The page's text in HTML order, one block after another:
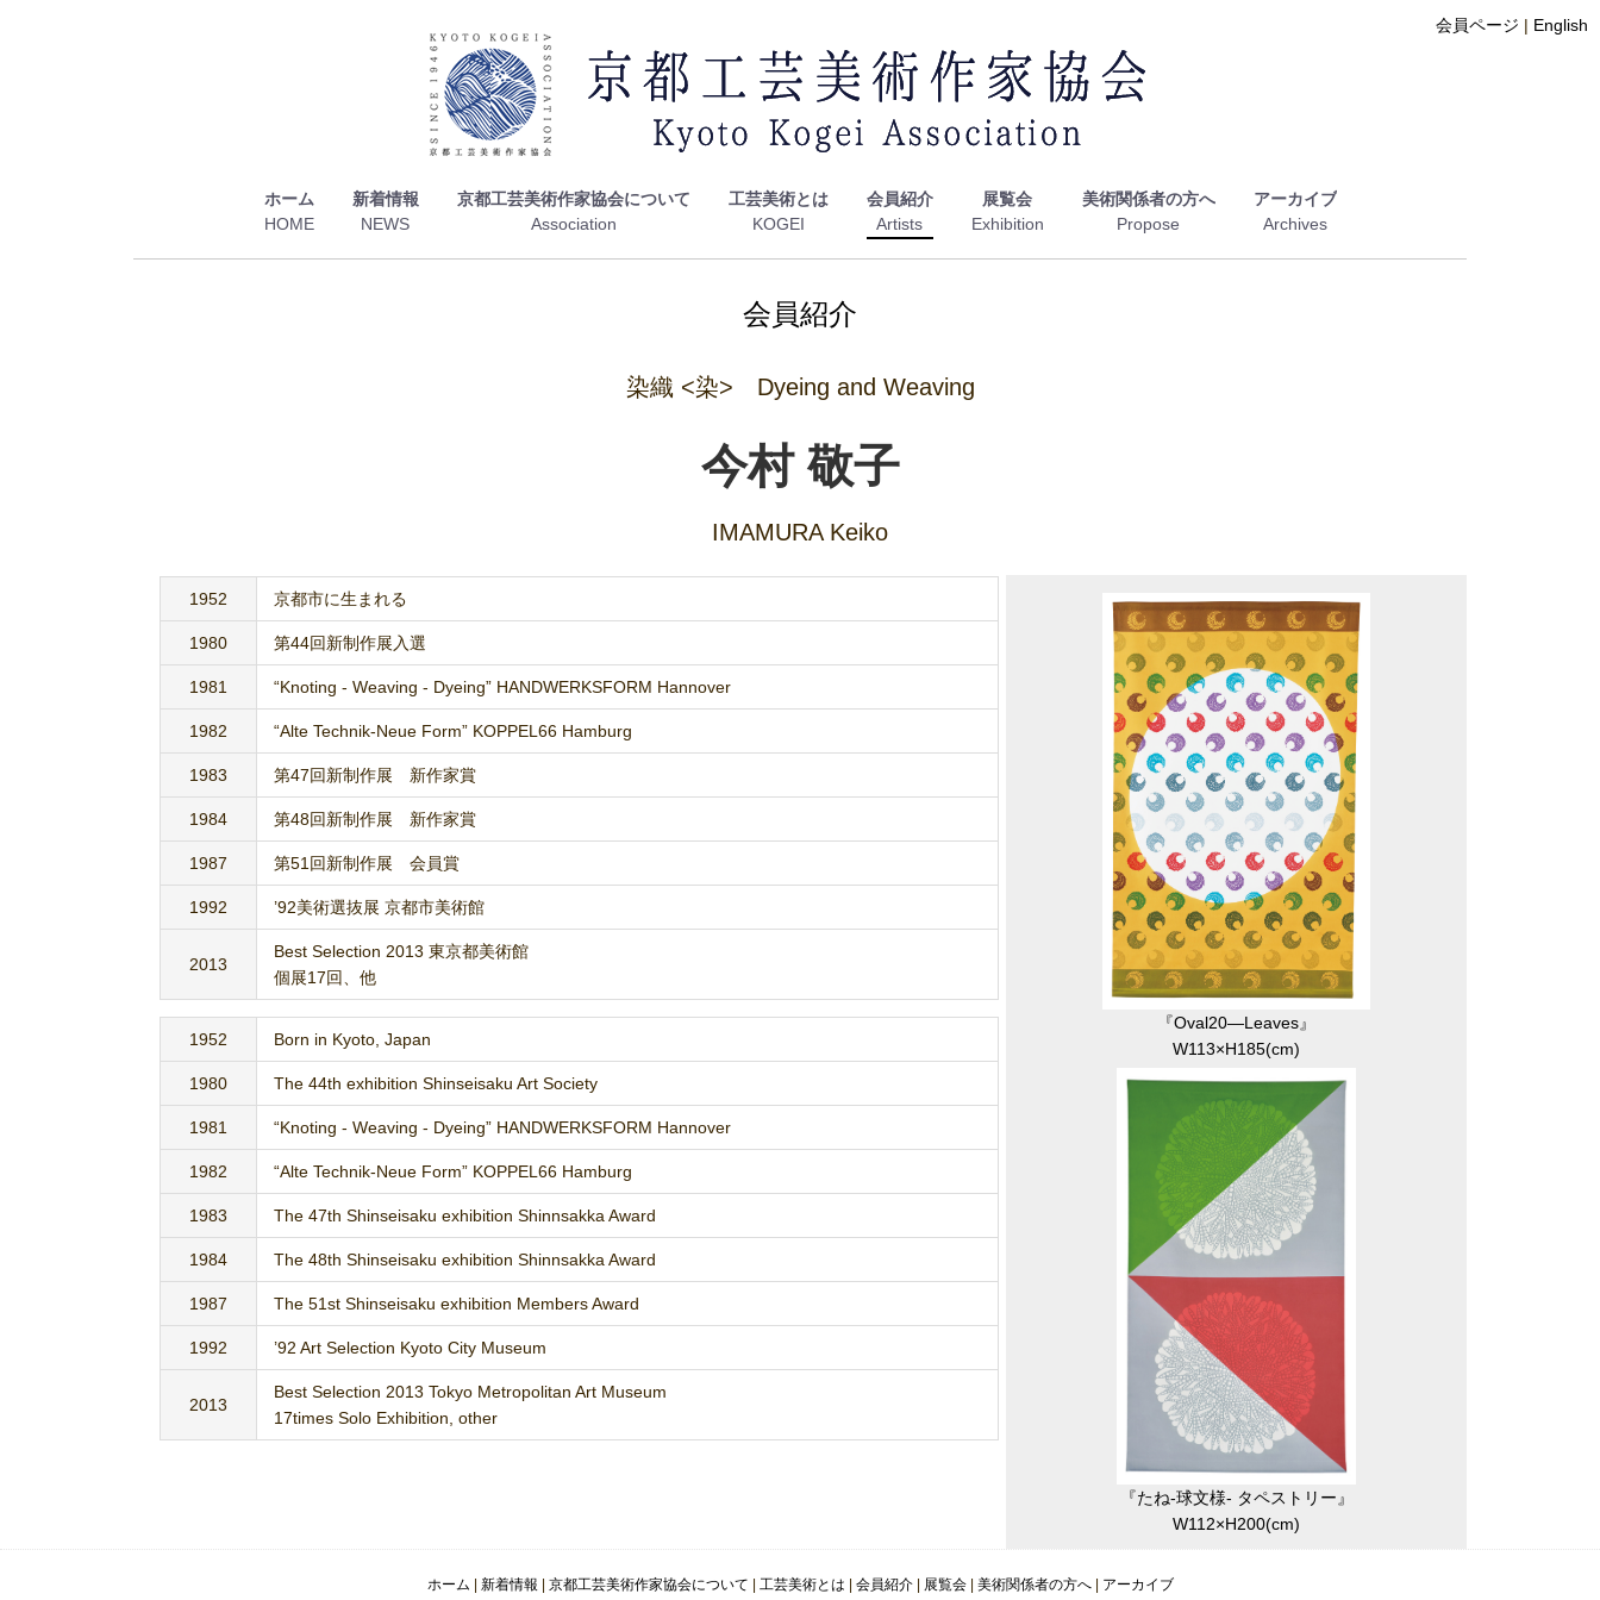
会員ページ | English
ホーム 新着情報 京都工芸美術作家協会について 工芸美術とは 会員紹介 展覧会 美術関係者の方へ アーカイブ
会員紹介
染織 <染> Dyeing and Weaving
今村 敬子
IMAMURA Keiko
『Oval20―Leaves』
W113×H185(cm)
『たね-球文様- タペストリー』
W112×H200(cm)
1952 京都市に生まれる
1980 第44回新制作展入選
1981 “Knoting - Weaving - Dyeing” HANDWERKSFORM Hannover
1982 “Alte Technik-Neue Form” KOPPEL66 Hamburg
1983 第47回新制作展 新作家賞
1984 第48回新制作展 新作家賞
1987 第51回新制作展 会員賞
1992 ’92美術選抜展 京都市美術館
2013
Best Selection 2013 東京都美術館
個展17回、他
1952 Born in Kyoto, Japan
1980 The 44th exhibition Shinseisaku Art Society
1981 “Knoting - Weaving - Dyeing” HANDWERKSFORM Hannover
1982 “Alte Technik-Neue Form” KOPPEL66 Hamburg
1983 The 47th Shinseisaku exhibition Shinnsakka Award
1984 The 48th Shinseisaku exhibition Shinnsakka Award
1987 The 51st Shinseisaku exhibition Members Award
1992 ’92 Art Selection Kyoto City Museum
2013
Best Selection 2013 Tokyo Metropolitan Art Museum
17times Solo Exhibition, other
ホーム | 新着情報 | 京都工芸美術作家協会について | 工芸美術とは | 会員紹介| 展覧会| 美術関係者の方へ| アーカイブ